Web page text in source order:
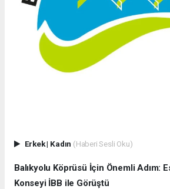
Erkek| Kadın (Haberi Sesli Oku)
Balıkyolu Köprüsü İçin Önemli Adım:
Konseyi İBB ile Görüştü